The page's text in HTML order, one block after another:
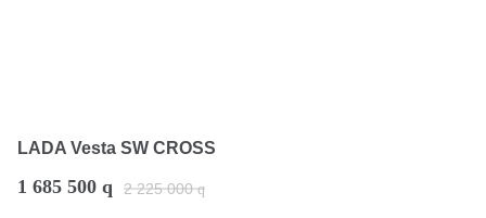
LADA Vesta SW CROSS
1 685 500 q 2 225 000 q